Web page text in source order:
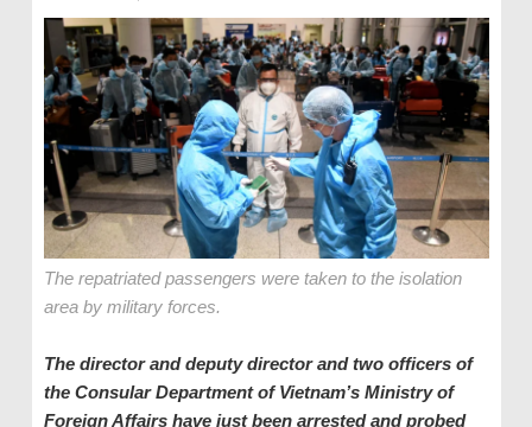
The repatriated passengers were taken to the isolation
area by military forces.
The director and deputy director and two officers of
the Consular Department of Vietnam’s Ministry of
Foreign Affairs have just been arrested and probed